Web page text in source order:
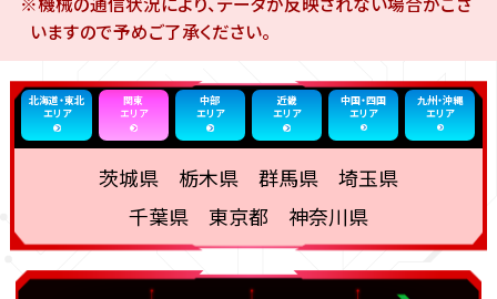
いますので予めご了承ください。
北海道・東北
エリア
関東
エリア
中部
エリア
近畿
エリア
中国・四国
エリア
九州・沖縄
エリア
茨城県 栃木県 群馬県 埼玉県
千葉県 東京都 神奈川県